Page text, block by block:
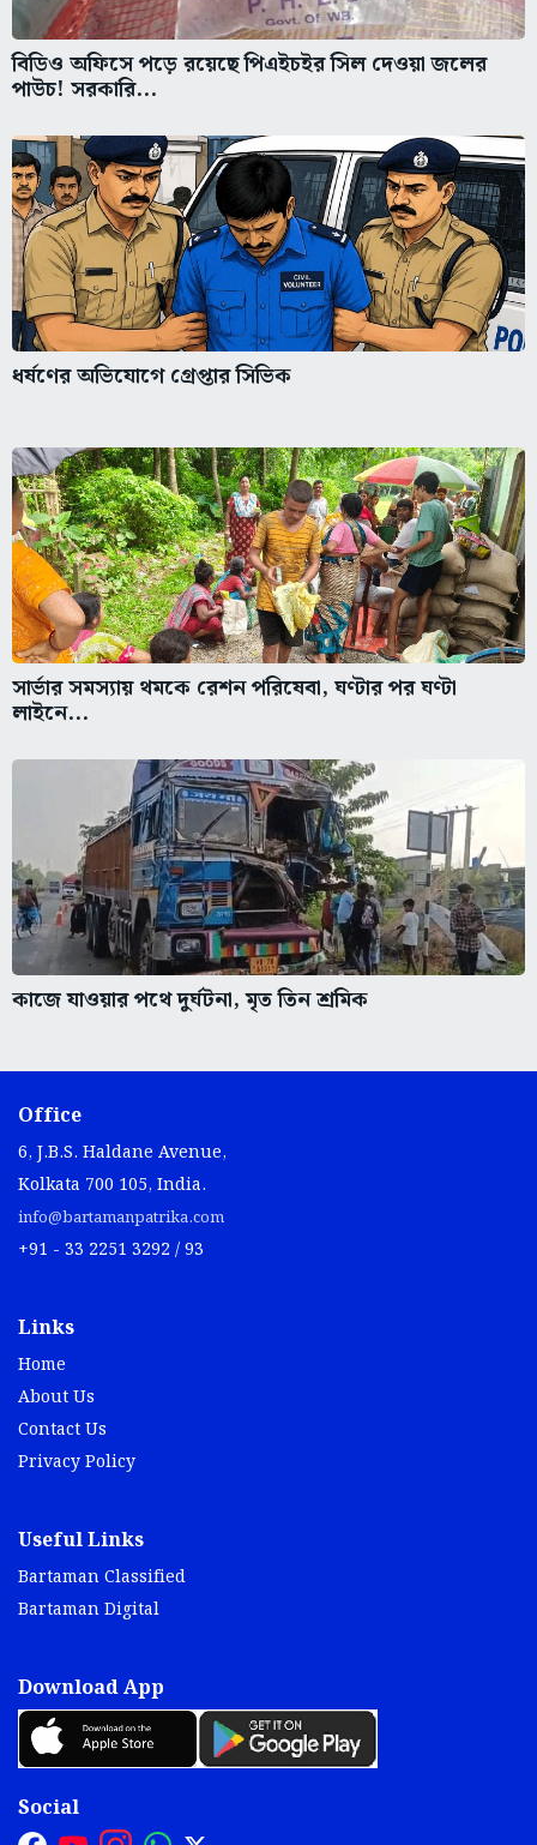
বিডিও অফিসে পড়ে রয়েছে পিএইচইর সিল দেওয়া জলের
পাউচ! সরকারি...
ধর্ষণের অভিযোগে গ্রেপ্তার সিভিক
সার্ভার সমস্যায় থমকে রেশন পরিষেবা, ঘণ্টার পর ঘণ্টা
লাইনে...
কাজে যাওয়ার পথে দুর্ঘটনা, মৃত তিন শ্রমিক
Office
6, J.B.S. Haldane Avenue,
Kolkata 700 105, India.
info@bartamanpatrika.com
+91 - 33 2251 3292 / 93
Links
Home
About Us
Contact Us
Privacy Policy
Useful Links
Bartaman Classified
Bartaman Digital
Download App
Social